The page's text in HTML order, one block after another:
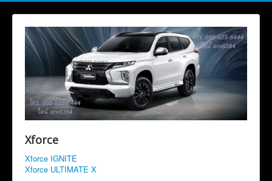
Xforce
Xforce IGNITE
Xforce ULTIMATE X